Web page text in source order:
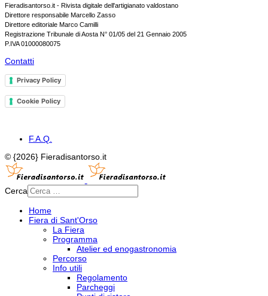
Fieradisantorso.it - Rivista digitale dell'artigianato valdostano
Direttore responsabile Marcello Zasso
Direttore editoriale Marco Camilli
Registrazione Tribunale di Aosta N° 01/05 del 21 Gennaio 2005
P.IVA 01000080075
Contatti
Privacy Policy
Cookie Policy
F.A.Q.
© {2026} Fieradisantorso.it
Cerca
Home
Fiera di Sant'Orso
La Fiera
Programma
Atelier ed enogastronomia
Percorso
Info utili
Regolamento
Parcheggi